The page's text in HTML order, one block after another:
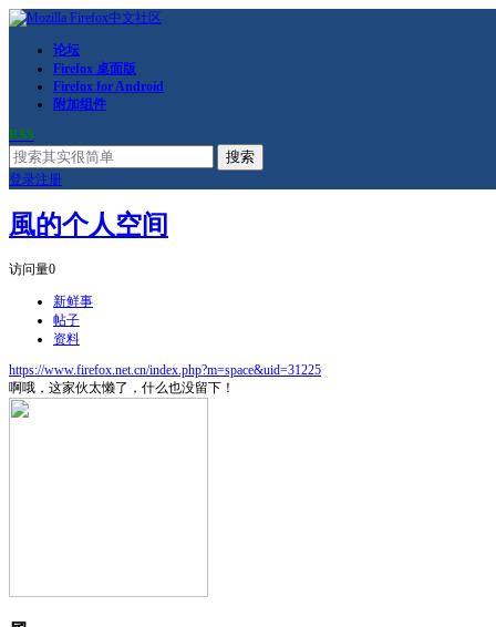
论坛
Firefox 桌面版
Firefox for Android
附加组件
RSS
搜索
登录注册
風的个人空间
访问量0
新鲜事
帖子
资料
https://www.firefox.net.cn/index.php?m=space&uid=31225
啊哦，这家伙太懒了，什么也没留下！